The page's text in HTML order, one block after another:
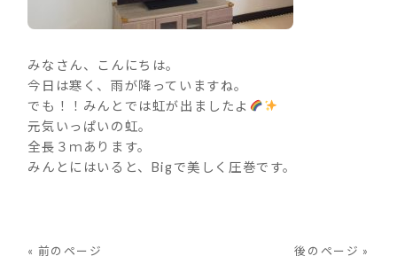
みなさん、こんにちは。
今日は寒く、雨が降っていますね。
でも！！みんとでは虹が出ましたよ
元気いっぱいの虹。
全長３ｍあります。
みんとにはいると、Bigで美しく圧巻です。
« 前のページ 後のページ »